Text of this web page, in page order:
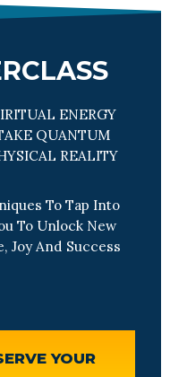
ENERGY
QUANTUM
REALITY
To Tap Into
To Unlock New
Joy And Success
YOUR